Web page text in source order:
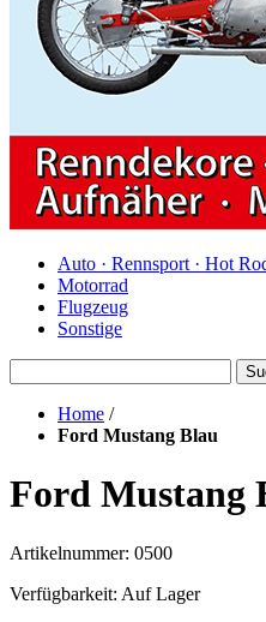
Auto · Rennsport · Hot
Motorrad
Flugzeug
Sonstige
Home /
Ford Mustang Blau
Ford Mustang
Artikelnummer: 0500
Verfügbarkeit: Auf Lager